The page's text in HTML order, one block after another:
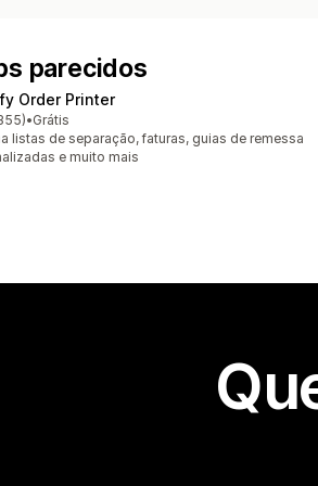
parecidos
Order Printer
estrelas
ao todo
•Grátis
listas de separação, faturas, guias de remessa
e muito mais